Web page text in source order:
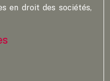
en droit des sociétés,